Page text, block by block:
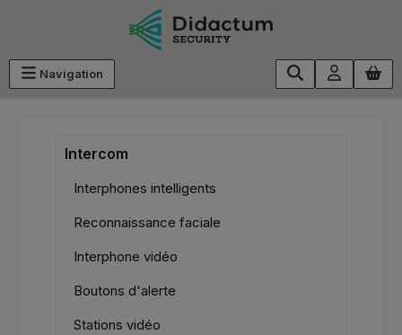
Passer au contenu principal
Navigation
Intercom
Interphones intelligents
Reconnaissance faciale
Interphone vidéo
Boutons d'alerte
Stations vidéo